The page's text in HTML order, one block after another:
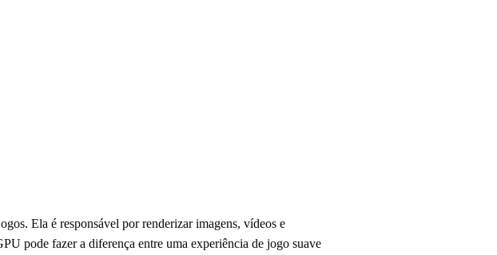
Ela é responsável por renderizar imagens, vídeos e
pode fazer a diferença entre uma experiência de jogo suave